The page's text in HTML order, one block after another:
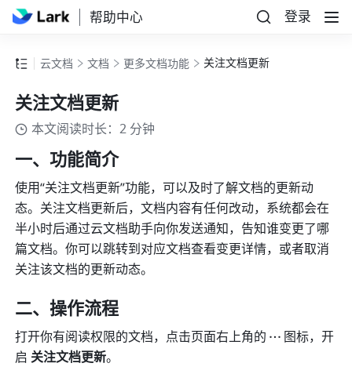
帮助中心 登录
云文档 文档 更多文档功能 关注文档更新
关注文档更新
本文阅读时长：2 分钟
一、功能简介
使用“关注文档更新”功能，可以及时了解文档的更新动
态。关注文档更新后，文档内容有任何改动，系统都会在
半小时后通过云文档助手向你发送通知，告知谁变更了哪
篇文档。你可以跳转到对应文档查看变更详情，或者取消
关注该文档的更新动态。
二、操作流程
打开你有阅读权限的文档，点击页面右上角的
图标，开
启 关注文档更新。